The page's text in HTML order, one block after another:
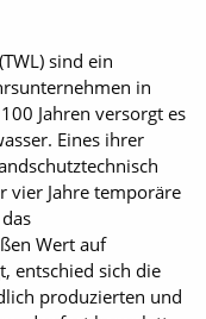
sind ein
in
Jahren versorgt es
Eines ihrer
vier Jahre temporäre
Wert auf
entschied sich die
produzierten und